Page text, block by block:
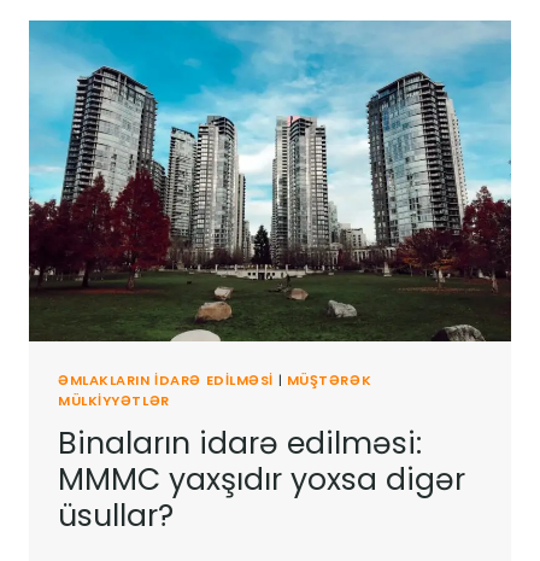
ƏMLAKLARIN IDARƏ EDILMƏSI | MÜŞTƏRƏK
MÜLKIYYƏTLƏR
Binaların idarə edilməsi:
MMMC yaxşıdır yoxsa digər
üsullar?